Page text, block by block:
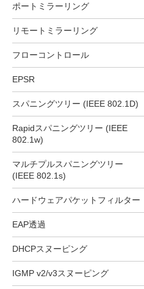
ポートミラーリング
リモートミラーリング
フローコントロール
EPSR
スパニングツリー (IEEE 802.1D)
Rapidスパニングツリー (IEEE
802.1w)
マルチプルスパニングツリー
(IEEE 802.1s)
ハードウェアパケットフィルター
EAP透過
DHCPスヌーピング
IGMP v2/v3スヌーピング
○
○
○
トランジット
○
○
○
○
○
○
○
○
○
○
○